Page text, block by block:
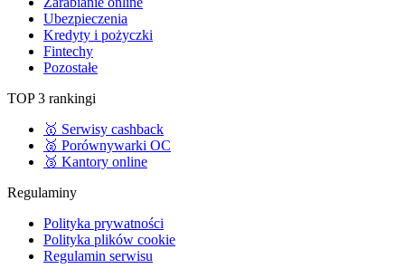
Ubezpieczenia
Kredyty i pożyczki
Fintechy
Pozostałe
TOP 3 rankingi
🥇 Serwisy cashback
🥈 Porównywarki OC
🥉 Kantory online
Regulaminy
Polityka prywatności
Polityka plików cookie
Regulamin serwisu